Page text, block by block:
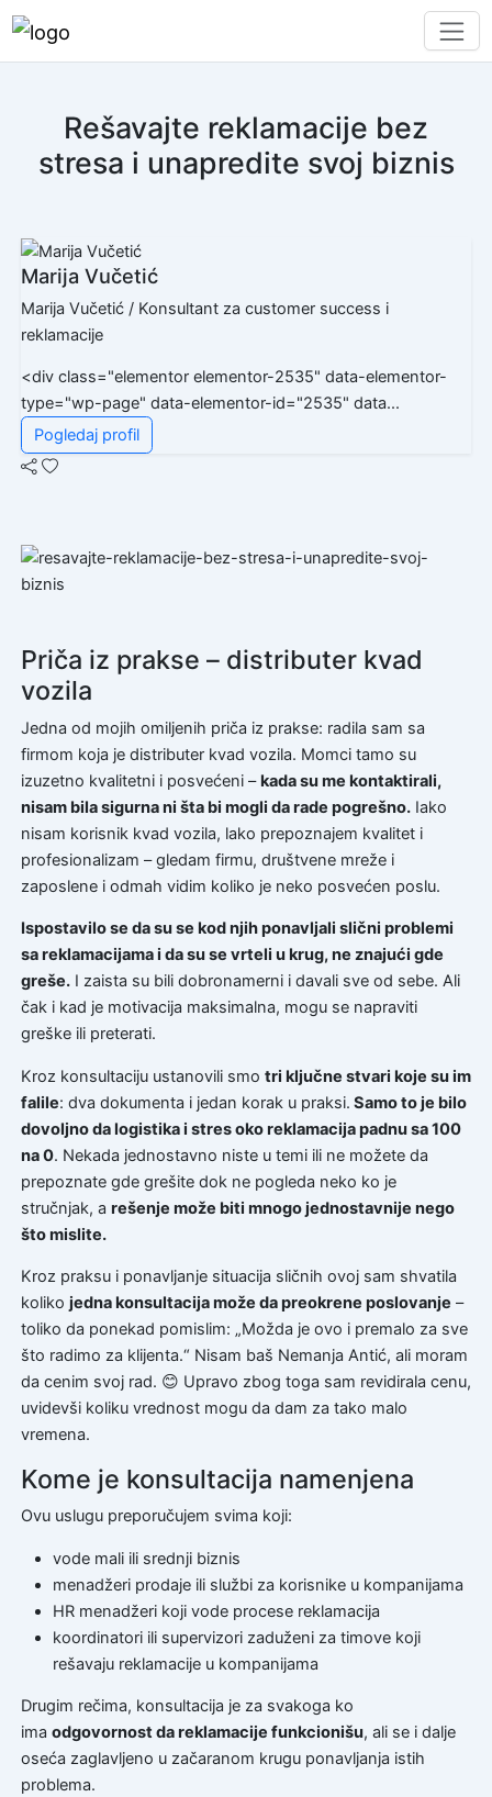
Rešavajte reklamacije bez
stresa i unapredite svoj biznis
Marija Vučetić
Marija Vučetić / Konsultant za customer success i
reklamacije
<div class="elementor elementor-2535" data-elementor-
type="wp-page" data-elementor-id="2535" data...
Pogledaj profil
Priča iz prakse – distributer kvad
vozila
Jedna od mojih omiljenih priča iz prakse: radila sam sa
firmom koja je distributer kvad vozila. Momci tamo su
izuzetno kvalitetni i posvećeni –kada su me kontaktirali,
nisam bila sigurna ni šta bi mogli da rade pogrešno.Iako
nisam korisnik kvad vozila, lako prepoznajem kvalitet i
profesionalizam – gledam firmu, društvene mreže i
zaposlene i odmah vidim koliko je neko posvećen poslu.
Ispostavilo se da su se kod njih ponavljali slični problemi
sa reklamacijama i da su se vrteli u krug, ne znajući gde
greše.I zaista su bili dobronamerni i davali sve od sebe. Ali
čak i kad je motivacija maksimalna, mogu se napraviti
greške ili preterati.
Kroz konsultaciju ustanovili smo tri ključne stvari koje su im
falile: dva dokumenta i jedan korak u praksi. Samo to je bilo
dovoljno da logistika i stres oko reklamacija padnu sa 100
na 0. Nekada jednostavno niste u temi ili ne možete da
prepoznate gde grešite dok ne pogleda neko ko je
stručnjak, a rešenje može biti mnogo jednostavnije nego
što mislite.
Kroz praksu i ponavljanje situacija sličnih ovoj sam shvatila
koliko jedna konsultacija može da preokrene poslovanje –
toliko da ponekad pomislim: „Možda je ovo i premalo za sve
što radimo za klijenta.“ Nisam baš Nemanja Antić, ali moram
da cenim svoj rad. 😊 Upravo zbog toga sam revidirala cenu,
uvidevši koliku vrednost mogu da dam za tako malo
vremena.
Kome je konsultacija namenjena
Ovu uslugu preporučujem svima koji:
vode mali ili srednji biznis
menadžeri prodaje ili službi za korisnike u kompanijama
HR menadžeri koji vode procese reklamacija
koordinatori ili supervizori zaduženi za timove koji
rešavaju reklamacije u kompanijama
Drugim rečima, konsultacija je za svakoga ko
ima odgovornost da reklamacije funkcionišu, ali se i dalje
oseća zaglavljeno u začaranom krugu ponavljanja istih
problema.